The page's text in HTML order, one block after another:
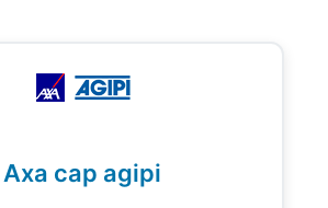
Axa cap agipi